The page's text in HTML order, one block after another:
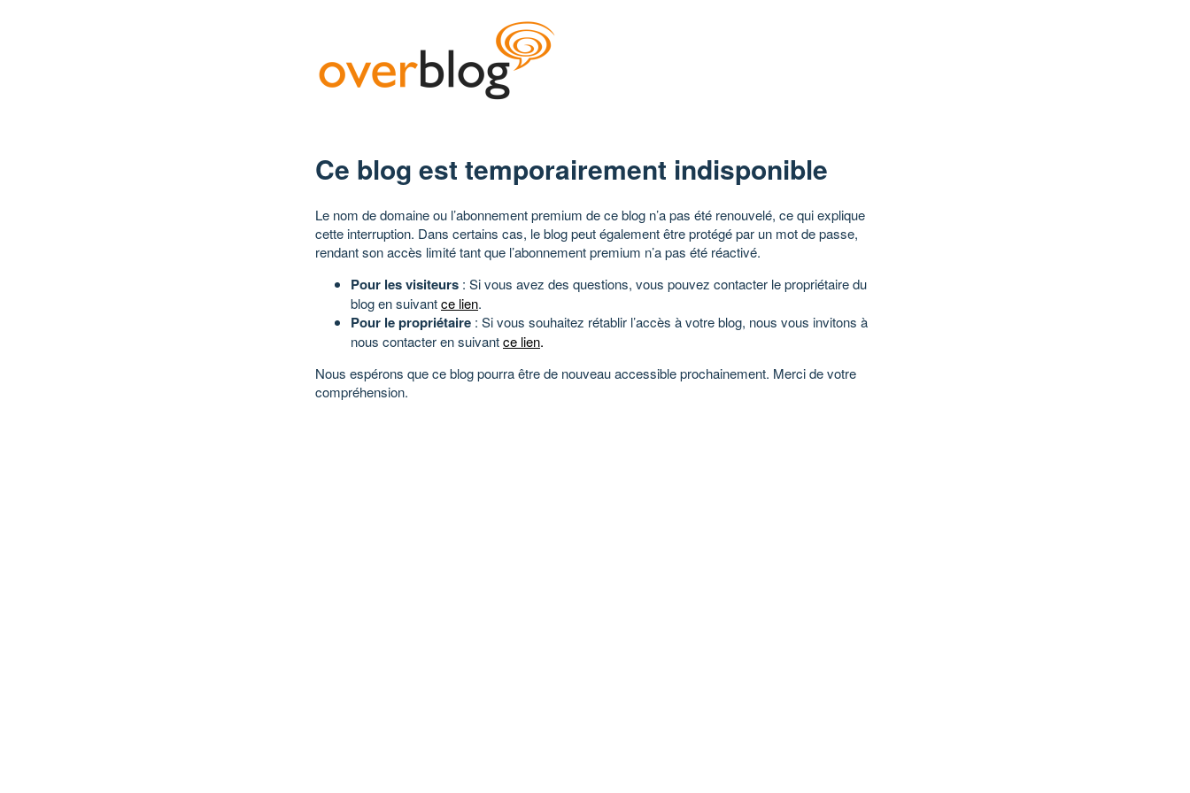
Ce blog est temporairement indisponible
Le nom de domaine ou l’abonnement premium de ce blog n’a pas été renouvelé, ce qui explique
cette interruption. Dans certains cas, le blog peut également être protégé par un mot de passe,
rendant son accès limité tant que l’abonnement premium n’a pas été réactivé.
Pour les visiteurs : Si vous avez des questions, vous pouvez contacter le propriétaire du
blog en suivantce lien.
Pour le propriétaire : Si vous souhaitez rétablir l’accès à votre blog, nous vous invitons à
nous contacter en suivantce lien.
Nous espérons que ce blog pourra être de nouveau accessible prochainement. Merci de votre
compréhension.